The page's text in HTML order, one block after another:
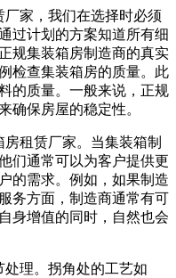
家，我们在选择时必须
过计划的方案知道所有细
规集装箱房制造商的真实
检查集装箱房的质量。此
的质量。一般来说，正规
确保房屋的稳定性。
租赁厂家。当集装箱制
们通常可以为客户提供更
的需求。例如，如果制造
务方面，制造商通常有可
身增值的同时，自然也会
理。拐角处的工艺如